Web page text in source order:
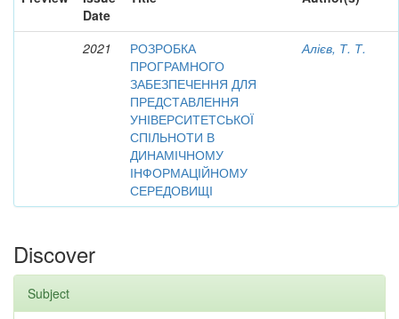
Date
2021
РОЗРОБКА
ПРОГРАМНОГО
ЗАБЕЗПЕЧЕННЯ ДЛЯ
ПРЕДСТАВЛЕННЯ
УНІВЕРСИТЕТСЬКОЇ
СПІЛЬНОТИ В
ДИНАМІЧНОМУ
ІНФОРМАЦІЙНОМУ
СЕРЕДОВИЩІ
Алієв, Т. Т.
Discover
Subject